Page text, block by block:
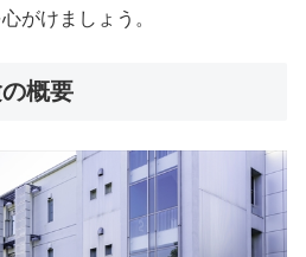
がけましょう。
概要